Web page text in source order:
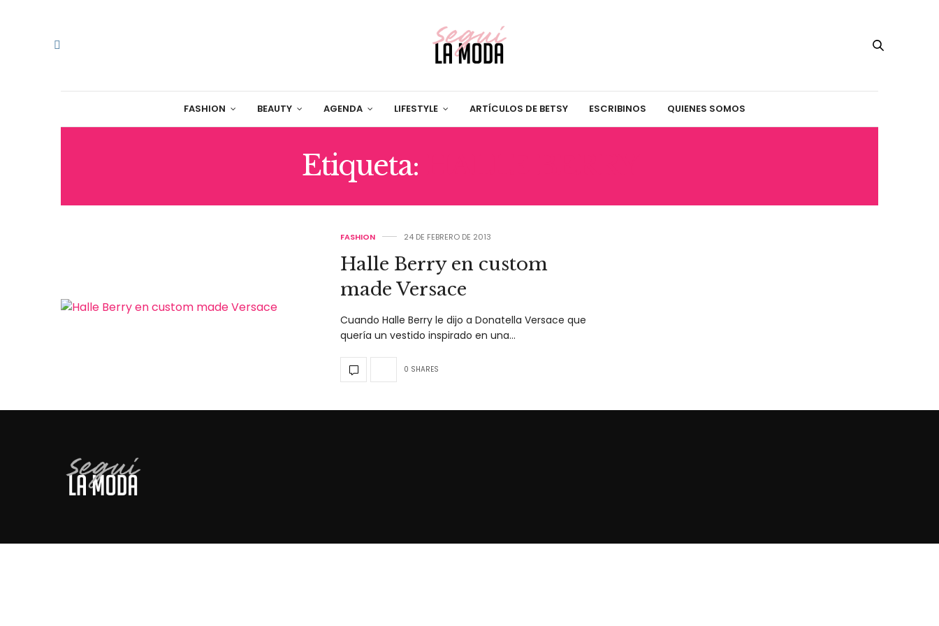
FASHION BEAUTY AGENDA LIFESTYLE ARTÍCULOS DE BETSY ESCRIBINOS QUIENES SOMOS
Etiqueta:
FASHION 24 DE FEBRERO DE 2013
Halle Berry en custom
made Versace
Cuando Halle Berry le dijo a Donatella Versace que
quería un vestido inspirado en una…
0 SHARES